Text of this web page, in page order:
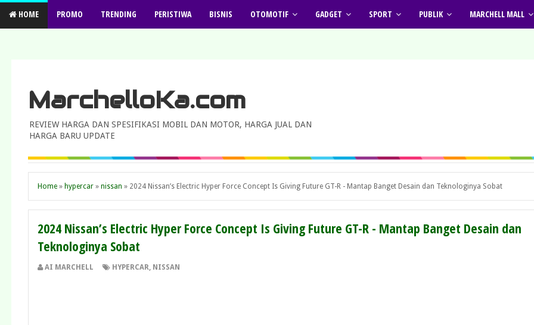
HOME PROMO TRENDING PERISTIWA BISNIS OTOMOTIF GADGET SPORT PUBLIK MARCHELL MALL
MarchelloKa.com
REVIEW HARGA DAN SPESIFIKASI MOBIL DAN MOTOR, HARGA JUAL DAN
HARGA BARU UPDATE
Home » hypercar » nissan » 2024 Nissan’s Electric Hyper Force Concept Is Giving Future GT-R - Mantap Banget Desain dan Teknologinya Sobat
2024 Nissan’s Electric Hyper Force Concept Is Giving Future GT-R - Mantap Banget Desain dan
Teknologinya Sobat
AI MARCHELL HYPERCAR, NISSAN